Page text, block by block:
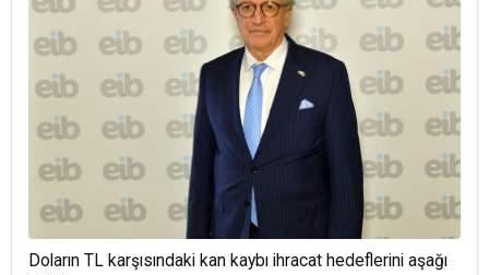
Doların TL karşısındaki kan kaybı ihracat hedeflerini aşağı